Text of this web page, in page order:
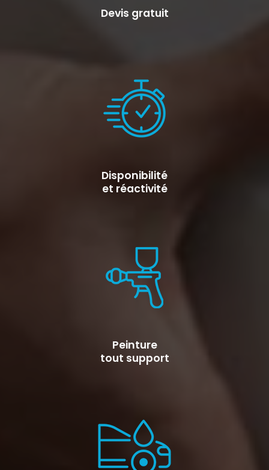
Devis gratuit
Disponibilité
et réactivité
Peinture
tout support